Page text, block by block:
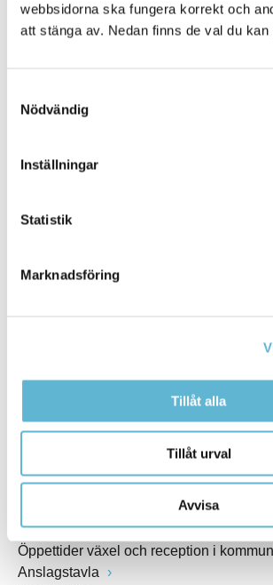
webbsidorna ska fungera korrekt och
att stänga av. Nedan finns de val du kan
Nödvändig
Inställningar
Statistik
Marknadsföring
Tillåt alla
Tillåt urval
Avvisa
KONTAKT
Besöksadress
Box 18, 295 21 Bromölla
Fax: 0456-82 22 00
Öppettider växel och reception i
Anslagstavla